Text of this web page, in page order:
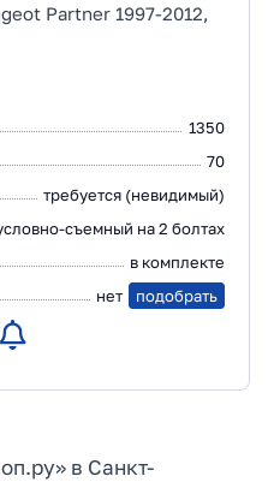
Partner 1997-2012,
1350
70
требуется (невидимый)
съемный на 2 болтах
в комплекте
нет подобрать
в Санкт-